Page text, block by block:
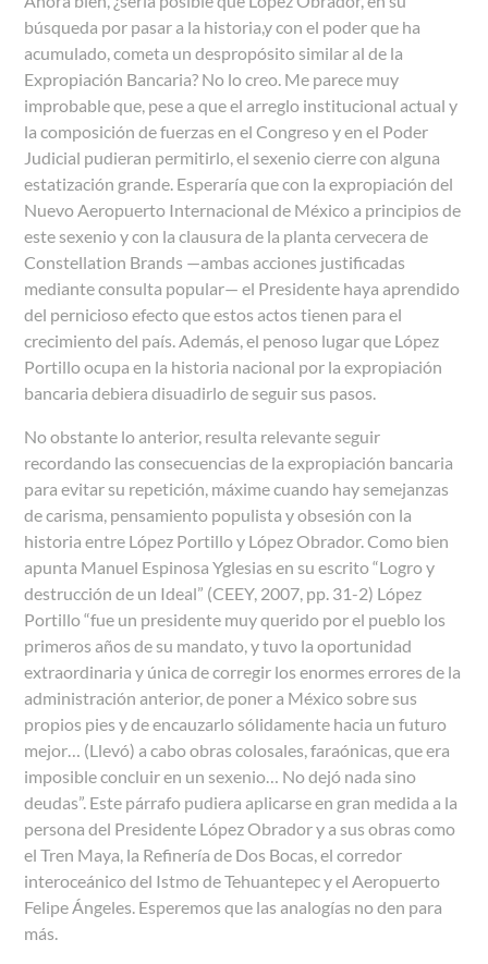
búsqueda por pasar a la historia,y con el poder que ha
acumulado, cometa un despropósito similar al de la
Expropiación Bancaria? No lo creo. Me parece muy
improbable que, pese a que el arreglo institucional actual y
la composición de fuerzas en el Congreso y en el Poder
Judicial pudieran permitirlo, el sexenio cierre con alguna
estatización grande. Esperaría que con la expropiación del
Nuevo Aeropuerto Internacional de México a principios de
este sexenio y con la clausura de la planta cervecera de
Constellation Brands —ambas acciones justificadas
mediante consulta popular— el Presidente haya aprendido
del pernicioso efecto que estos actos tienen para el
crecimiento del país. Además, el penoso lugar que López
Portillo ocupa en la historia nacional por la expropiación
bancaria debiera disuadirlo de seguir sus pasos.
No obstante lo anterior, resulta relevante seguir
recordando las consecuencias de la expropiación bancaria
para evitar su repetición, máxime cuando hay semejanzas
de carisma, pensamiento populista y obsesión con la
historia entre López Portillo y López Obrador. Como bien
apunta Manuel Espinosa Yglesias en su escrito “Logro y
destrucción de un Ideal” (CEEY, 2007, pp. 31-2) López
Portillo “fue un presidente muy querido por el pueblo los
primeros años de su mandato, y tuvo la oportunidad
extraordinaria y única de corregir los enormes errores de la
administración anterior, de poner a México sobre sus
propios pies y de encauzarlo sólidamente hacia un futuro
mejor… (Llevó) a cabo obras colosales, faraónicas, que era
imposible concluir en un sexenio… No dejó nada sino
deudas”. Este párrafo pudiera aplicarse en gran medida a la
persona del Presidente López Obrador y a sus obras como
el Tren Maya, la Refinería de Dos Bocas, el corredor
interoceánico del Istmo de Tehuantepec y el Aeropuerto
Felipe Ángeles. Esperemos que las analogías no den para
más.